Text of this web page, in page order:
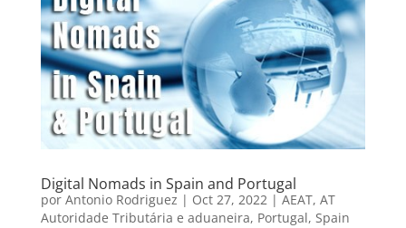
Digital Nomads in Spain and Portugal
por Antonio Rodriguez | Oct 27, 2022| AEAT, AT
Autoridade Tributária e aduaneira, Portugal, Spain